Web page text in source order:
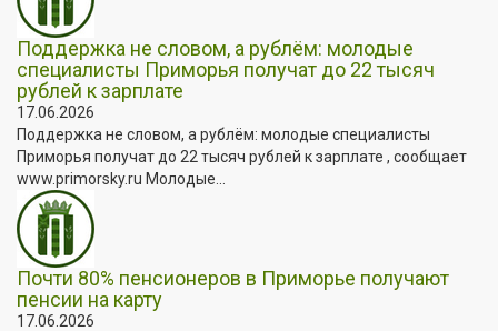
Поддержка не словом, а рублём: молодые
специалисты Приморья получат до 22 тысяч
рублей к зарплате
17.06.2026
Поддержка не словом, а рублём: молодые специалисты
Приморья получат до 22 тысяч рублей к зарплате , сообщает
www.primorsky.ru Молодые...
Почти 80% пенсионеров в Приморье получают
пенсии на карту
17.06.2026